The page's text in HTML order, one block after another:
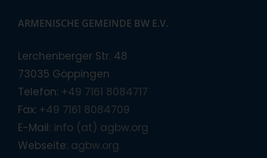
ARMENISCHE GEMEINDE BW E.V.
Lerchenberger Str. 48
73035 Göppingen
Telefon: +49 7161 8084717
Fax: +49 7161 8084709
E-Mail: info (at) agbw.org
Webseite: agbw.org